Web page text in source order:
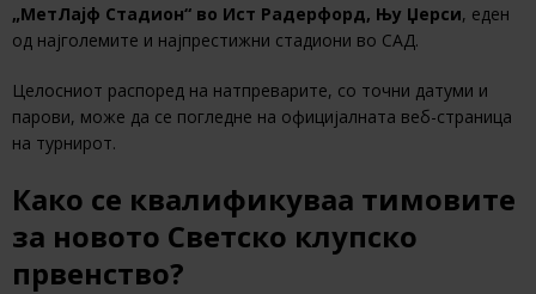
„МетЛајф Стадион“ во Ист Радерфорд, Њу Џерси, еден
од најголемите и најпрестижни стадиони во САД.
Целосниот распоред на натпреварите, со точни датуми и
парови, може да се погледне на официјалната веб-страница
на турнирот.
Како се квалификуваа тимовите
за новото Светско клупско
првенство?